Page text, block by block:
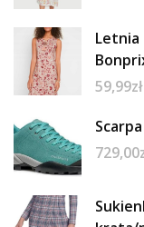
Letnia
59,99zł
729,00